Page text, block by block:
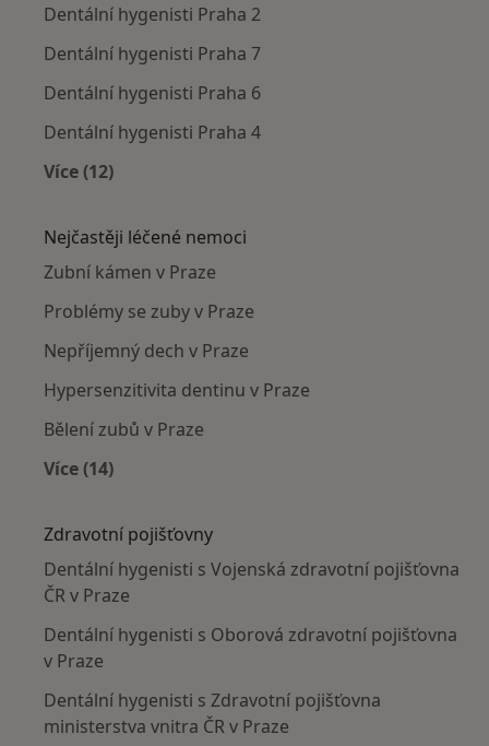
Dentální hygenisti Praha 2
Dentální hygenisti Praha 7
Dentální hygenisti Praha 6
Dentální hygenisti Praha 4
Více (12)
Nejčastěji léčené nemoci
Zubní kámen v Praze
Problémy se zuby v Praze
Nepříjemný dech v Praze
Hypersenzitivita dentinu v Praze
Bělení zubů v Praze
Více (14)
Zdravotní pojišťovny
Dentální hygenisti s Vojenská zdravotní pojišťovna
ČR v Praze
Dentální hygenisti s Oborová zdravotní pojišťovna
v Praze
Dentální hygenisti s Zdravotní pojišťovna
ministerstva vnitra ČR v Praze